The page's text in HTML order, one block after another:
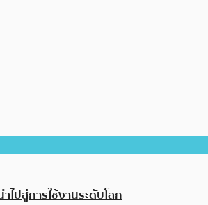
ปสู่การใช้งานระดับโลก